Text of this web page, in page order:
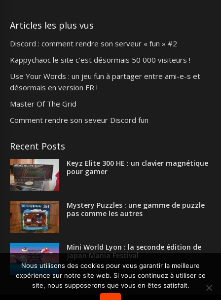
Articles les plus vus
Discord : comment rendre son serveur « fun » #2
Kappychaoc le site c’est désormais 50 000 visiteurs !
Use Your Words : un jeu fun à partager entre ami-e-s et
désormais en version FR !
Master Of The Grid
Comment rendre son seveur Discord fun
Recent Posts
Keyz Elite 300 HE : un clavier magnétique
pour gamer
Mystery Puzzles : une gamme de puzzle
pas comme les autres
Mini World Lyon : la seconde édition de
Japan Mania Festival
Nous utilisons des cookies pour vous garantir la meilleure
expérience sur notre site web. Si vous continuez à utiliser ce
site, nous supposerons que vous en êtes satisfait.